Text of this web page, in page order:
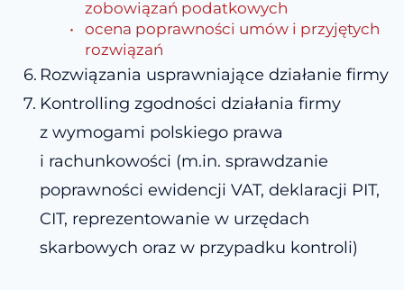
zobowiązań podatkowych
ocena poprawności umów i przyjętych
rozwiązań
Rozwiązania usprawniające działanie firmy
Kontrolling zgodności działania firmy
z wymogami polskiego prawa
i rachunkowości (m.in. sprawdzanie
poprawności ewidencji VAT, deklaracji PIT,
CIT, reprezentowanie w urzędach
skarbowych oraz w przypadku kontroli)